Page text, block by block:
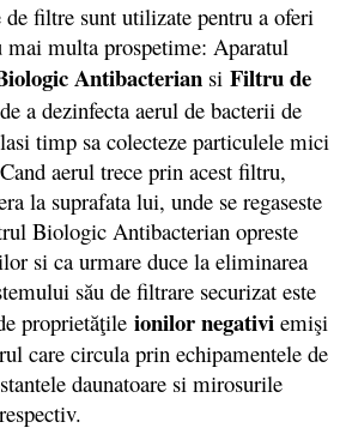
filtre sunt utilizate pentru a oferi
mai multa prospetime: Aparatul
Antibacterian si Filtru de
a dezinfecta aerul de bacterii de
timp sa colecteze particulele mici
aerul trece prin acest filtru,
la suprafata lui, unde se regaseste
Biologic Antibacterian opreste
si ca urmare duce la eliminarea
său de filtrare securizat este
proprietăţile ionilor negativi emişi
care circula prin echipamentele de
daunatoare si mirosurile